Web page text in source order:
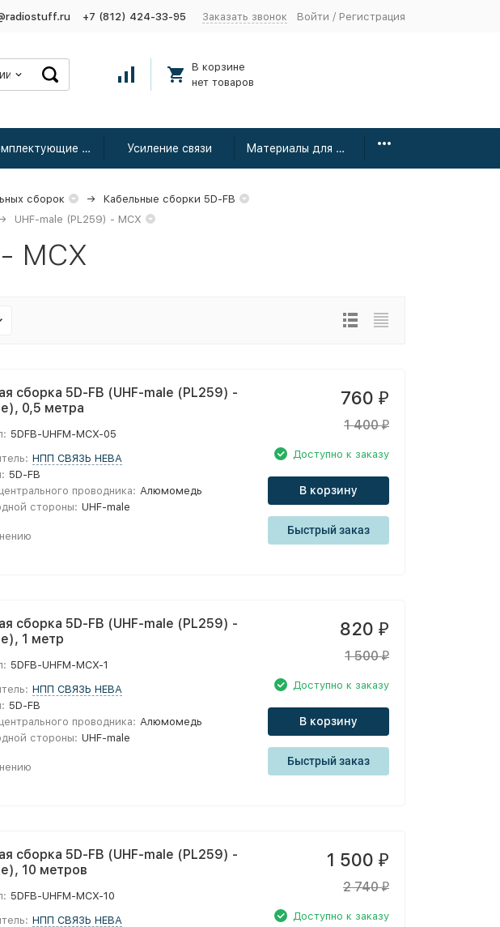
+7 (812) 424-33-95 Заказать звонок Войти / Регистрация
В корзине
нет товаров
Комплектующие для усиления Усиление связи Материалы для монтажа
сборок
Кабельные сборки 5D-FB
UHF-male (PL259) - MCX
MCX
сборка 5D-FB (UHF-male (PL259) -
0,5 метра
5DFB-UHFM-MCX-05
НПП СВЯЗЬ НЕВА
5D-FB
проводника: Алюмомедь
стороны: UHF-male
760 ₽
1 400₽
Доступно к заказу
В корзину
Быстрый заказ
сборка 5D-FB (UHF-male (PL259) -
1 метр
5DFB-UHFM-MCX-1
НПП СВЯЗЬ НЕВА
5D-FB
проводника: Алюмомедь
стороны: UHF-male
820 ₽
1 500₽
Доступно к заказу
В корзину
Быстрый заказ
сборка 5D-FB (UHF-male (PL259) -
10 метров
5DFB-UHFM-MCX-10
НПП СВЯЗЬ НЕВА
1 500 ₽
2 740₽
Доступно к заказу